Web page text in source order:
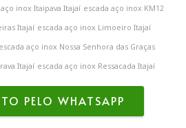
inox Itaipava Itajaí escada aço inox KM12
Itajaí escada aço inox Limoeiro Itajaí
escada aço inox Nossa Senhora das Graças
Itajaí escada aço inox Ressacada Itajaí
PELO WHATSAPP